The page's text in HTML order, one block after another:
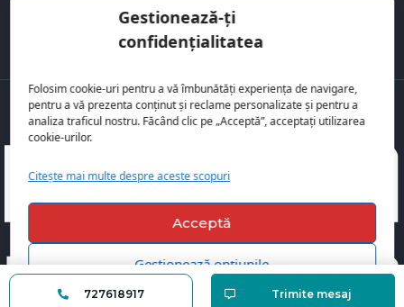
Gestionează-ți
confidențialitatea
Folosim cookie-uri pentru a vă îmbunătăți experiența de navigare,
pentru a vă prezenta conținut și reclame personalizate și pentru a
analiza traficul nostru. Făcând clic pe „Acceptă”, acceptați utilizarea
cookie-urilor.
Citește mai multe despre aceste scopuri
Acceptă
Gestionează opțiunile
727618917 Trimite mesaj
Blog Autoflux
Toate mașinile se regăsesc peAutoFlux